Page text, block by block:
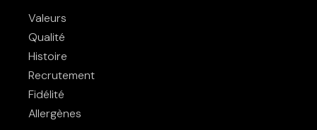
Valeurs
Qualité
Histoire
Recrutement
Fidélité
Allergènes